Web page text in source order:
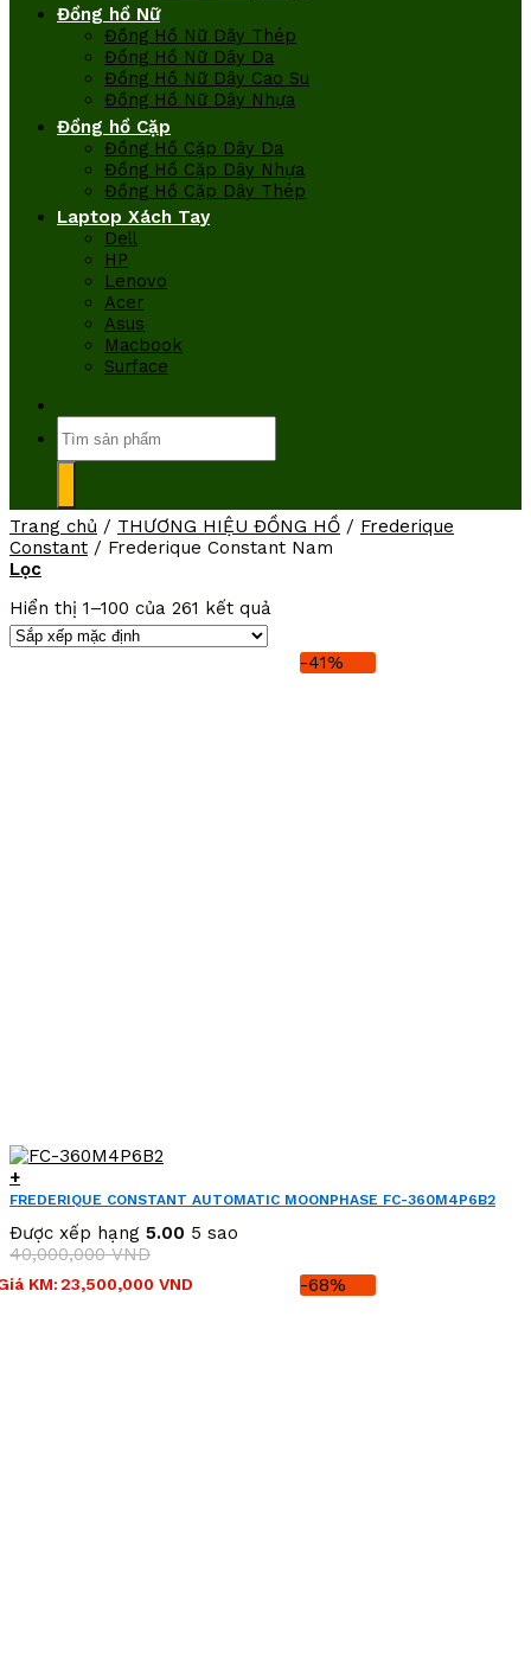
Đồng hồ Nữ
Đồng Hồ Nữ Dây Thép
Đồng Hồ Nữ Dây Da
Đồng Hồ Nữ Dây Cao Su
Đồng Hồ Nữ Dây Nhựa
Đồng hồ Cặp
Đồng Hồ Cặp Dây Da
Đồng Hồ Cặp Dây Nhựa
Đồng Hồ Cặp Dây Thép
Laptop Xách Tay
Dell
HP
Lenovo
Acer
Asus
Macbook
Surface
kiếm:
Trang chủ / THƯƠNG HIỆU ĐỒNG HỒ / Frederique
Constant / Frederique Constant Nam
Lọc
Hiển thị 1–100 của 261 kết quả
-41%
+
FREDERIQUE CONSTANT AUTOMATIC MOONPHASE FC-360M4P6B2
Được xếp hạng 5.00 5 sao
40,000,000VND
Giá
23,500,000 VND
GiáKM: -68%